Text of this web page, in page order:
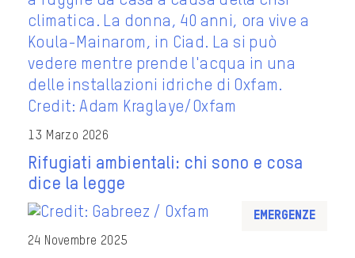
13 Marzo 2026
Rifugiati ambientali: chi sono e cosa
dice la legge
Emergenze
24 Novembre 2025